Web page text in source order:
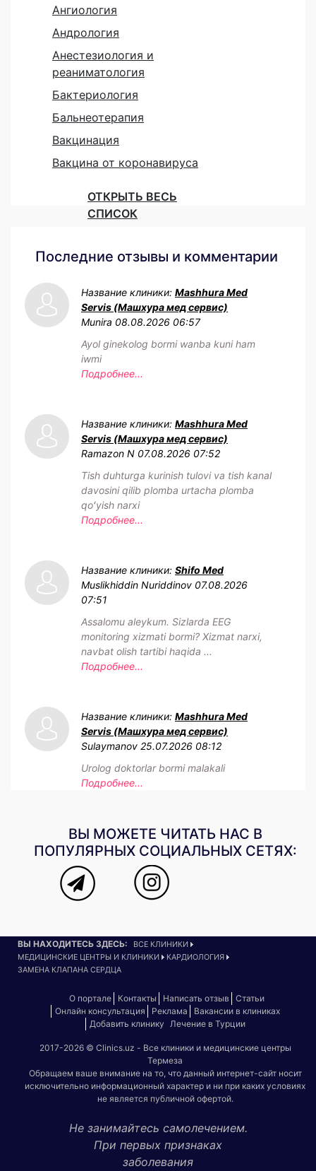
Ангиология
Андрология
Анестезиология и
реаниматология
Бактериология
Бальнеотерапия
Вакцинация
Вакцина от коронавируса
ОТКРЫТЬ ВЕСЬ
СПИСОК
Последние отзывы и комментарии
Название клиники: Mashhura Med
Servis (Машхура мед сервис)
Munira 08.08.2026 06:57
Ayol ginekolog bormi wanba kuni ham
iwmi
Подробнее...
Название клиники: Mashhura Med
Servis (Машхура мед сервис)
Ramazon N 07.08.2026 07:52
Tish duhturga kurinish tulovi va tish kanal
davosini qilib plomba urtacha plomba
qoʻyish narxi
Подробнее...
Название клиники: Shifo Med
Muslikhiddin Nuriddinov 07.08.2026
07:51
Assalomu aleykum. Sizlarda EEG
monitoring xizmati bormi? Xizmat narxi,
navbat olish tartibi haqida ...
Подробнее...
Название клиники: Mashhura Med
Servis (Машхура мед сервис)
Sulaymanov 25.07.2026 08:12
Urolog doktorlar bormi malakali
Подробнее...
ВЫ МОЖЕТЕ ЧИТАТЬ НАС В
ПОПУЛЯРНЫХ СОЦИАЛЬНЫХ СЕТЯХ:
ВЫ НАХОДИТЕСЬ ЗДЕСЬ:
ВСЕ КЛИНИКИ
МЕДИЦИНСКИЕ ЦЕНТРЫ И КЛИНИКИ
КАРДИОЛОГИЯ
ЗАМЕНА КЛАПАНА СЕРДЦА
О портале Контакты Написать отзыв
Статьи
Онлайн консультация
Реклама
Вакансии в клиниках
Добавить клинику
Лечение в Турции
2017-2026 © Clinics.uz - Все клиники и медицинские центры
Термеза
Обращаем ваше внимание на то, что данный интернет-сайт носит
исключительно информационный характер и ни при каких условиях
не является публичной офертой.
Не занимайтесь самолечением.
При первых признаках
заболевания